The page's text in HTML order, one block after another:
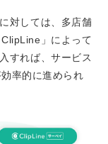
対しては、多店舗
」によって
すれば、サービス
率的に進められ